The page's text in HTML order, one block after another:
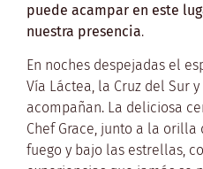
puede acampar en este
nuestra presencia.
En noches despejadas el
Vía Láctea, la Cruz del Sur
acompañan. La deliciosa
Chef Grace, junto a la
fuego y bajo las estrellas,